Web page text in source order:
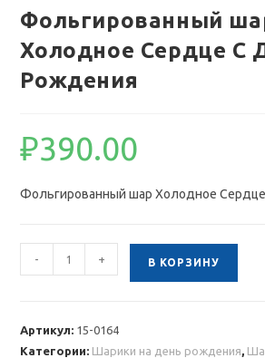
Фольгированный
Холодное Сердце С
Рождения
₽390.00
Фольгированный шар Холодное
Количество
товара
- + В КОРЗИНУ
Артикул: 15-0164
Категории: Шарики на день рождения,